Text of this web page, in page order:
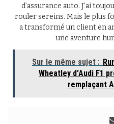
d’assurance auto. J’ai
rouler sereins. Mais le plus
a transformé un client en
une aventure
Sur le même sujet :
Wheatley d'Audi F1
remplaçant